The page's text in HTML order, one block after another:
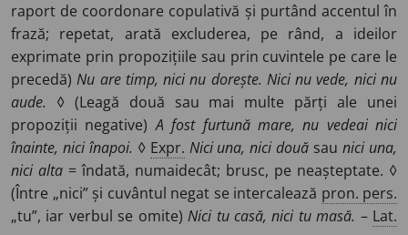
raport de coordonare copulativă și purtând accentul în
frază; repetat, arată excluderea, pe rând, a ideilor
exprimate prin propozițiile sau prin cuvintele pe care le
precedă)Nu are timp, nici nu dorește. Nici nu vede, nici nu
aude. ◊ (Leagă două sau mai multe părți ale unei
propoziții negative)A fost furtună mare, nu vedeai nici
înainte, nici înapoi. ◊ Expr. Nici una, nici două saunici una,
nici alta = îndată, numaidecât; brusc, pe neașteptate. ◊
(Între „nici” și cuvântul negat se intercalează pron. pers.
„tu”, iar verbul se omite)Nici tu casă, nici tu masă. – Lat.